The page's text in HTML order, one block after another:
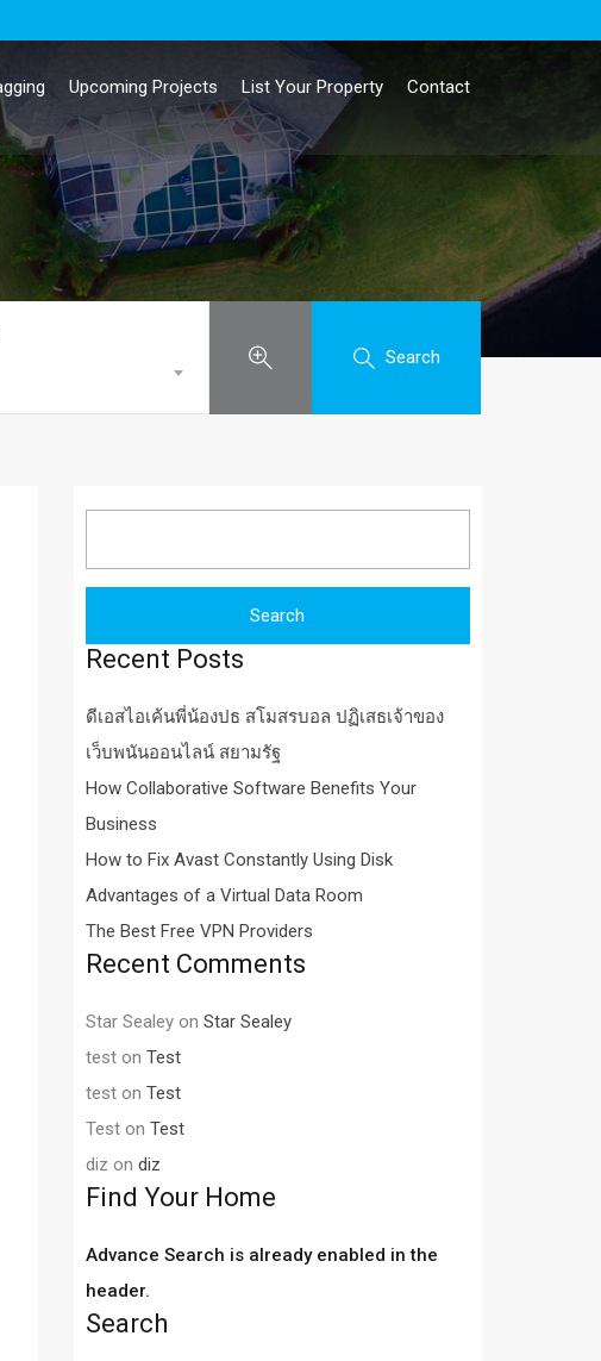
Upcoming Projects List Your Property Contact
Search
Recent Posts
ดีเอสไอเค้นพี่น้องปธ สโมสรบอล ปฏิเสธเจ้าของ
เว็บพนันออนไลน์ สยามรัฐ
How Collaborative Software Benefits Your
Business
How to Fix Avast Constantly Using Disk
Advantages of a Virtual Data Room
The Best Free VPN Providers
Recent Comments
Star Sealeyon Star Sealey
teston Test
teston Test
Teston Test
diz on diz
Find Your Home
Advance Search is already enabled in the
header.
Search